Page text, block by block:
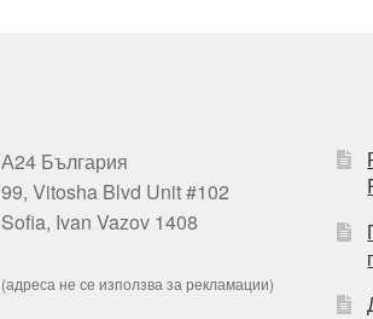
А24 България
99, Vitosha Blvd Unit #102
Sofia, Ivan Vazov 1408
(адреса не се използва за рекламации)